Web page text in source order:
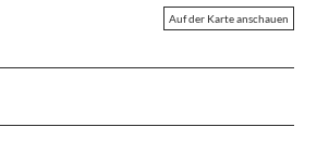
Auf der Karte anschauen